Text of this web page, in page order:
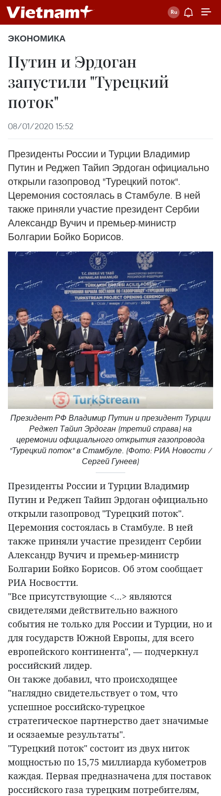
ЭКОНОМИКА
Путин и Эрдоган
запустили "Турецкий
поток"
08/01/2020 15:52
Президенты России и Турции Владимир
Путин и Реджеп Тайип Эрдоган официально
открыли газопровод "Турецкий поток".
Церемония состоялась в Стамбуле. В ней
также приняли участие президент Сербии
Александр Вучич и премьер-министр
Болгарии Бойко Борисов.
Президент РФ Владимир Путин и президент Турции
Реджеп Тайип Эрдоган (третий справа) на
церемонии официального открытия газопровода
"Турецкий поток" в Стамбуле. (Фото: РИА Новости /
Сергей Гунеев)
Президенты России и Турции Владимир
Путин и Реджеп Тайип Эрдоган официально
открыли газопровод "Турецкий поток".
Церемония состоялась в Стамбуле. В ней
также приняли участие президент Сербии
Александр Вучич и премьер-министр
Болгарии Бойко Борисов. Об этом сообщает
РИА Носвостти.
"Все присутствующие <...> являются
свидетелями действительно важного
события не только для России и Турции, но и
для государств Южной Европы, для всего
европейского континента", — подчеркнул
российский лидер.
Он также добавил, что происходящее
"наглядно свидетельствует о том, что
успешное российско-турецкое
стратегическое партнерство дает значимые
и осязаемые результаты".
"Турецкий поток" состоит из двух ниток
мощностью по 15,75 миллиарда кубометров
каждая. Первая предназначена для поставок
российского газа турецким потребителям,